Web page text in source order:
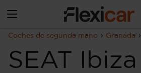
Coches de segunda mano Granada
SEAT Ibiza